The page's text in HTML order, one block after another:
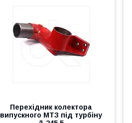
Перехідник колектора
випускного МТЗ під турбіну